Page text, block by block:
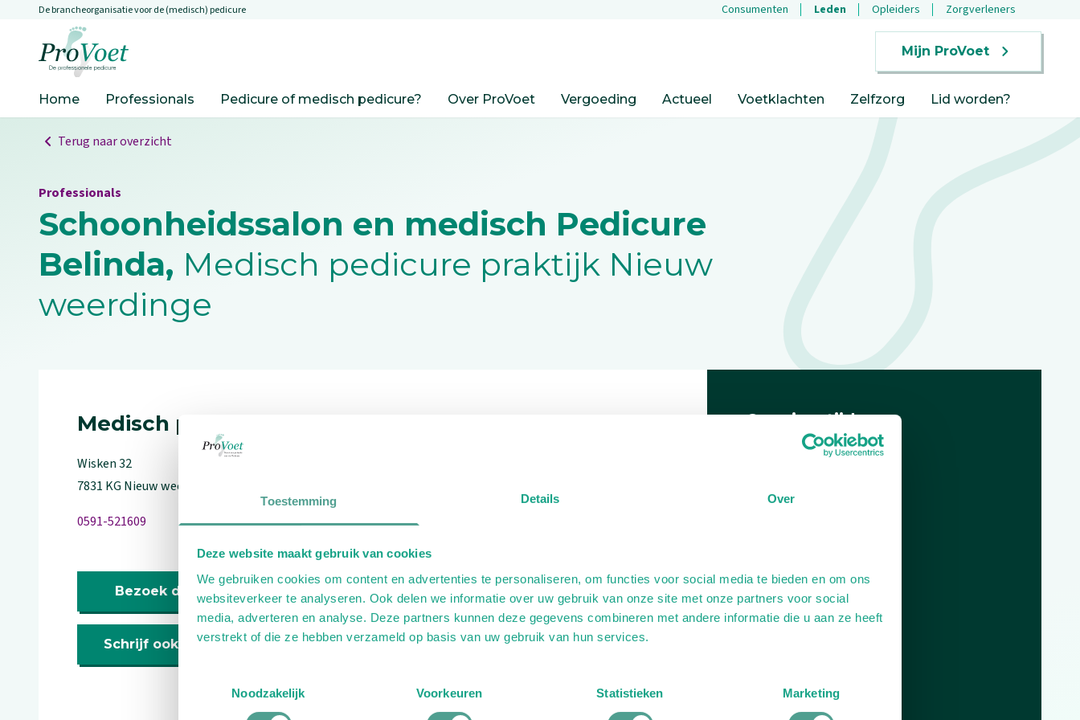
Toestemming Details Over
Deze website maakt gebruik van cookies
We gebruiken cookies om content en advertenties te personaliseren, om functies voor social media te bieden en om ons
websiteverkeer te analyseren. Ook delen we informatie over uw gebruik van onze site met onze partners voor social
media, adverteren en analyse. Deze partners kunnen deze gegevens combineren met andere informatie die u aan ze heeft
verstrekt of die ze hebben verzameld op basis van uw gebruik van hun services.
Noodzakelijk
Voorkeuren Statistieken Marketing
Overslaan en naar de inhoud gaan
De brancheorganisatie voor de (medisch) pedicure Consumenten Leden Opleiders Zorgverleners
Mijn ProVoet
Home Professionals Pedicure of medisch pedicure? Over ProVoet Vergoeding Actueel Voetklachten Zelfzorg Lid worden?
Terug naar overzicht
Professionals
Schoonheidssalon en medisch Pedicure
Belinda, Medisch pedicure praktijk Nieuw
weerdinge
Medisch pedicure
Wisken32
7831 KG Nieuw weerdinge
0591-521609
Bezoek de website
Schrijf ook een review
Openingstijden
Plan je route